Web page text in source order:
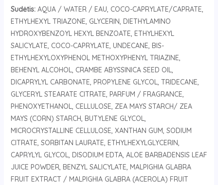
Sudėtis:AQUA / WATER / EAU, COCO-CAPRYLATE/CAPRATE,
ETHYLHEXYL TRIAZONE, GLYCERIN, DIETHYLAMINO
HYDROXYBENZOYL HEXYL BENZOATE, ETHYLHEXYL
SALICYLATE, COCO-CAPRYLATE, UNDECANE, BIS-
ETHYLHEXYLOXYPHENOL METHOXYPHENYL TRIAZINE,
BEHENYL ALCOHOL, CRAMBE ABYSSINICA SEED OIL,
DICAPRYLYL CARBONATE, PROPYLENE GLYCOL, TRIDECANE,
GLYCERYL STEARATE CITRATE, PARFUM / FRAGRANCE,
PHENOXYETHANOL, CELLULOSE, ZEA MAYS STARCH/ ZEA
MAYS (CORN) STARCH, BUTYLENE GLYCOL,
MICROCRYSTALLINE CELLULOSE, XANTHAN GUM, SODIUM
CITRATE, SORBITAN LAURATE, ETHYLHEXYLGLYCERIN,
CAPRYLYL GLYCOL, DISODIUM EDTA, ALOE BARBADENSIS LEAF
JUICE POWDER, BENZYL SALICYLATE, MALPIGHIA GLABRA
FRUIT EXTRACT / MALPIGHIA GLABRA (ACEROLA) FRUIT